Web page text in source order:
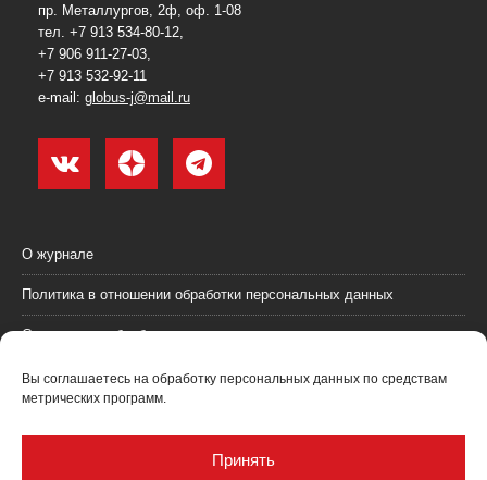
Вы соглашаетесь на обработку персональных данных по средствам
метрических программ.
Принять
пр. Металлургов, 2ф, оф. 1-08
тел. +7 913 534-80-12,
+7 906 911-27-03,
+7 913 532-92-11
e-mail: globus-j@mail.ru
О журнале
Политика в отношении обработки персональных данных
Согласие на обработку персональных данных
Пользовательское соглашение (оферта)